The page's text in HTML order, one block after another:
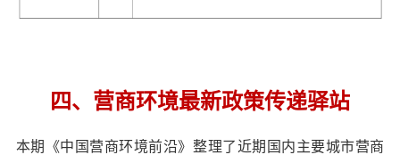
四、营商环境最新政策传递驿站
本期《中国营商环境前沿》整理了近期国内主要城市营商